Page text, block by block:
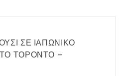
ΣΕ ΙΑΠΩΝΙΚΌ
ΤΟΡΌΝΤΟ –